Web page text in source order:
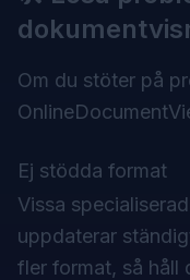
Om du stöter på
Ej stödda format
Vissa
uppdaterar
fler format, så håll